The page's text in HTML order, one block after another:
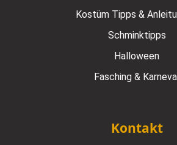
Kostüm Tipps &
Schminktipps
Halloween
Fasching &
Kontakt